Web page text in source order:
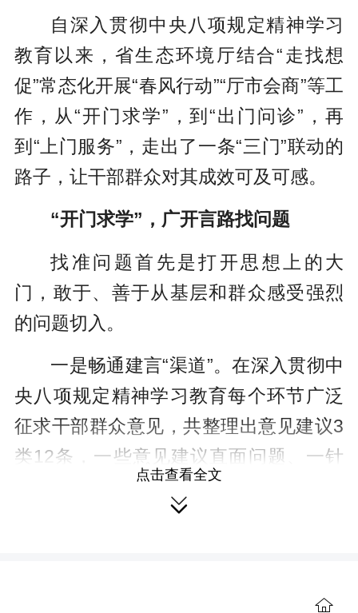
自深入贯彻中央八项规定精神学习
教育以来，省生态环境厅结合“走找想
促”常态化开展“春风行动”“厅市会商”等工
作，从“开门求学”，到“出门问诊”，再
到“上门服务”，走出了一条“三门”联动的
路子，让干部群众对其成效可及可感。
“开门求学”，广开言路找问题
找准问题首先是打开思想上的大
门，敢于、善于从基层和群众感受强烈
的问题切入。
一是畅通建言“渠道”。在深入贯彻中
央八项规定精神学习教育每个环节广泛
征求干部群众意见，共整理出意见建议3
类12条，一些意见建议直面问题、一针
见血，引起厅党组高度重视和反思。
如：以“帮扶”名义开展多头涉企检查，加
局设立涉企执法问题专用举报邮箱，广
点击查看全文
